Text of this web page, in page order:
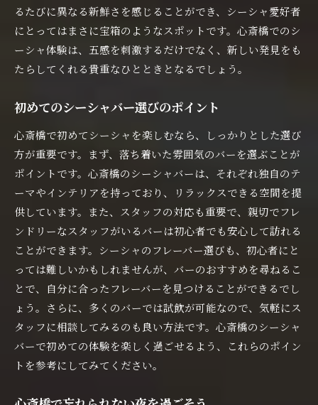
るたびに異なる新鮮さを感じることができ、シーシャ愛好者
にとってはまさに宝箱のようなスポットです。心斎橋でのシ
ーシャ体験は、五感を刺激するだけでなく、新しい発見をも
たらしてくれる貴重なひとときとなるでしょう。
初めてのシーシャバー選びのポイント
心斎橋で初めてシーシャを楽しむなら、しっかりとした選び
方が重要です。まず、落ち着いた雰囲気のバーを選ぶことが
ポイントです。心斎橋のシーシャバーは、それぞれ独自のテ
ーマやインテリアを持っており、リラックスできる空間を提
供しています。また、スタッフの対応も重要で、親切でフレ
ンドリーなスタッフがいるバーは初心者でも安心して訪れる
ことができます。シーシャのフレーバー選びも、初心者にと
っては難しいかもしれませんが、バーのおすすめを尋ねるこ
とで、自分に合ったフレーバーを見つけることができるでし
ょう。さらに、多くのバーでは試飲が可能なので、気軽にス
タッフに相談してみるのも良い方法です。心斎橋のシーシャ
バーで初めての体験を楽しく過ごせるよう、これらのポイン
トを参考にしてみてください。